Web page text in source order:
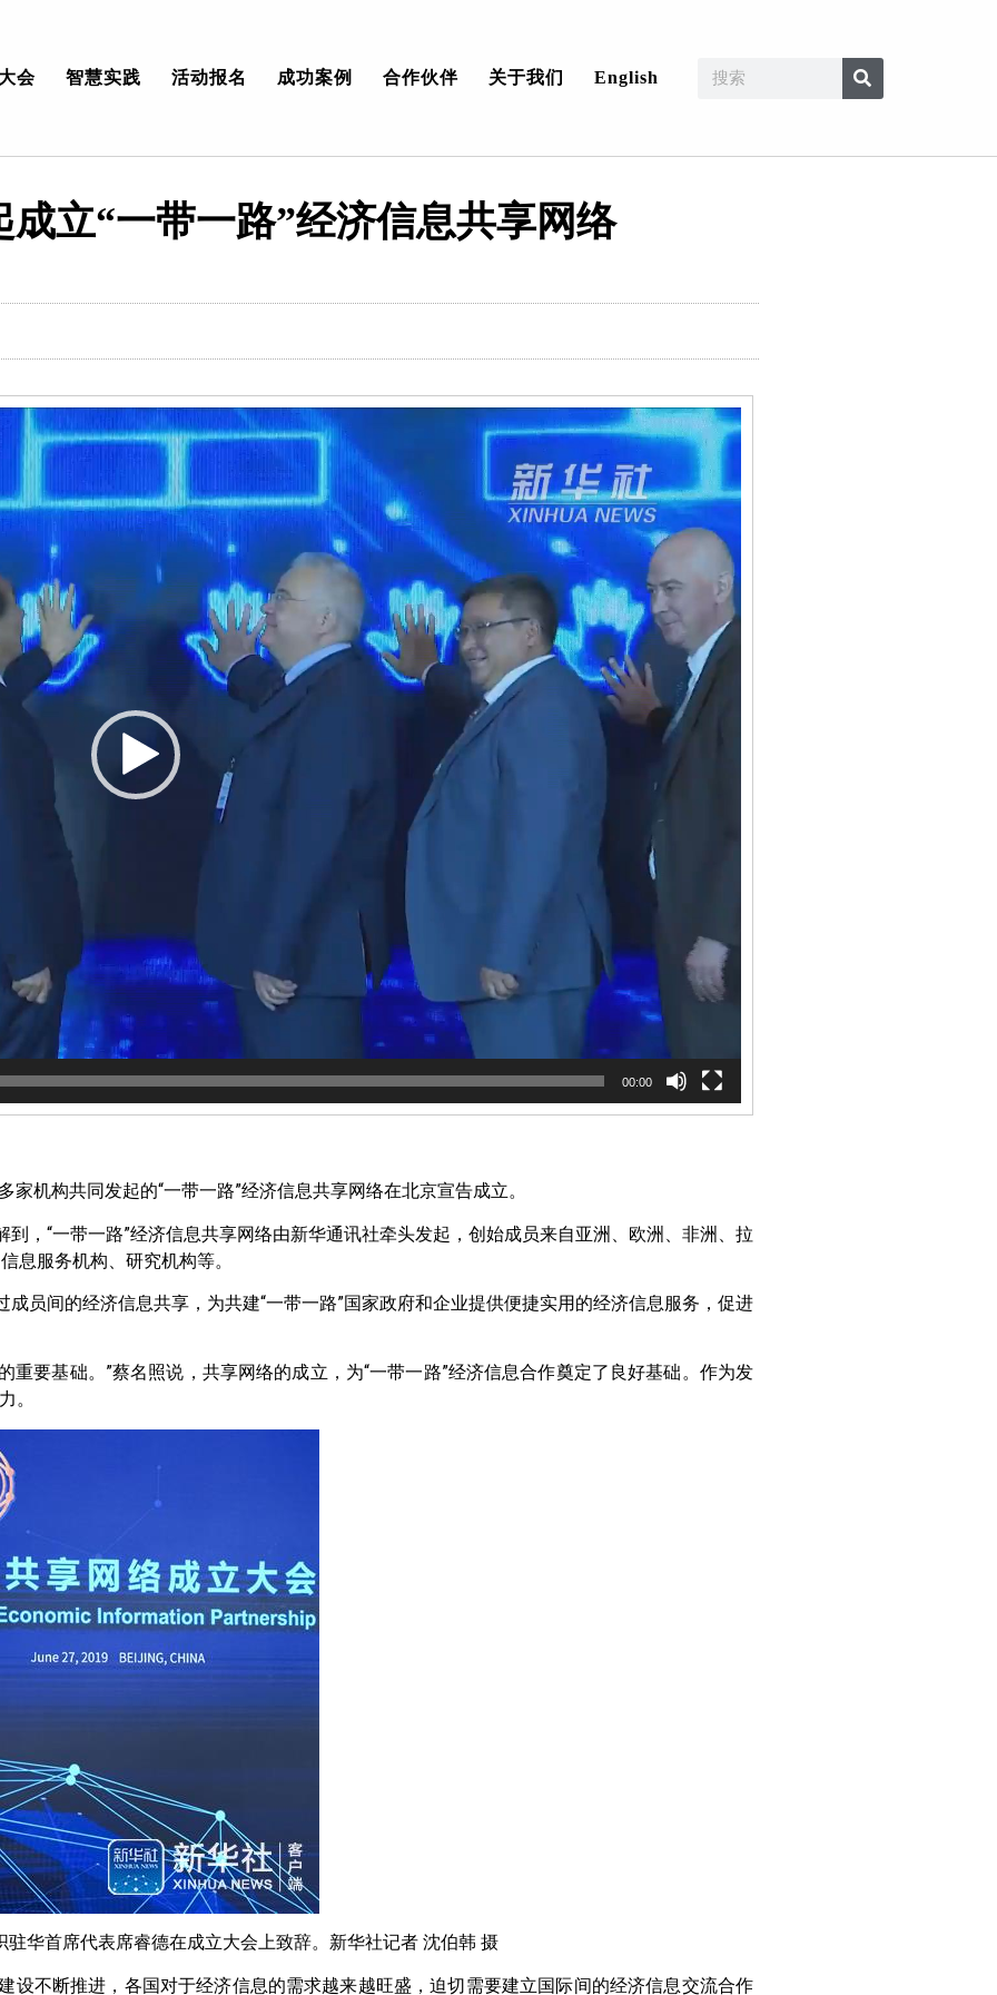
会 智慧实践 活动报名 成功案例 合作伙伴 关于我们 English
立“一带一路”经济信息共享网络
00:00
机构共同发起的“一带一路”经济信息共享网络在北京宣告成立。
，“一带一路”经济信息共享网络由新华通讯社牵头发起，创始成员来自亚洲、欧洲、非洲、拉
息服务机构、研究机构等。
员间的经济信息共享，为共建“一带一路”国家政府和企业提供便捷实用的经济信息服务，促进
重要基础。”蔡名照说，共享网络的成立，为“一带一路”经济信息合作奠定了良好基础。作为发
。
华首席代表席睿德在成立大会上致辞。新华社记者 沈伯韩 摄
设不断推进，各国对于经济信息的需求越来越旺盛，迫切需要建立国际间的经济信息交流合作